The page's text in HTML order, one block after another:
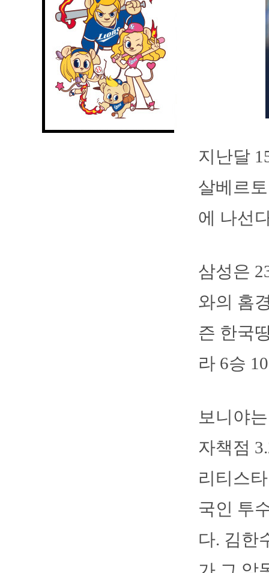
지난달
살베르
에 나선
삼성은
와의 홈
즌 한국
라 6승
보니야
자책점
리티스
국인 투
다. 김한